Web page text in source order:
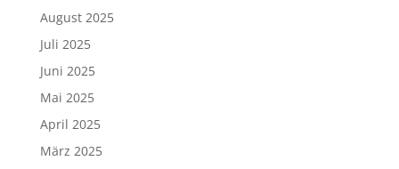
August 2025
Juli 2025
Juni 2025
Mai 2025
April 2025
März 2025